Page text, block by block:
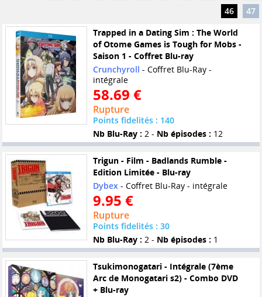
46
47
Trapped in a Dating Sim : The World
of Otome Games is Tough for Mobs -
Saison 1 - Coffret Blu-ray
Crunchyroll - Coffret Blu-Ray -
intégrale
58.69 €
Rupture
Points fidelités : 140
Nb Blu-Ray : 2 - Nb épisodes : 12
Trigun - Film - Badlands Rumble -
Edition Limitée - Blu-ray
Dybex- Coffret Blu-Ray - intégrale
9.95 €
Rupture
Points fidelités : 30
Nb Blu-Ray : 2 - Nb épisodes : 1
Tsukimonogatari - Intégrale (7ème
Arc de Monogatari s2) - Combo DVD
+ Blu-ray